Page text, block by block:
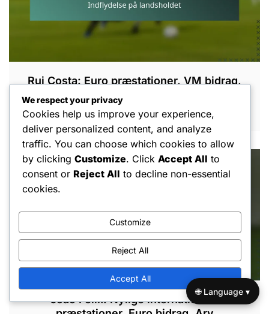
Rui Costa: Euro præstationer, VM bidrag,
Indflydelse på landsholdet
FEB 27, 2026
João Félix: Nylige internationale
We respect your privacy
Cookies help us improve your experience,
deliver personalized content, and analyze
traffic. You can choose which cookies to allow
by clicking Customize. Click Accept All to
consent or Reject All to decline non-essential
cookies.
Customize
Reject All
Accept All
🌐 Language ▾